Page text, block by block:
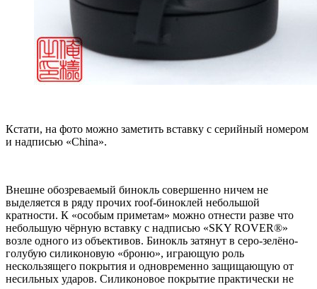
Кстати, на фото можно заметить вставку с серийный номером
и надписью «China».
Внешне обозреваемый бинокль совершенно ничем не
выделяется в ряду прочих roof-биноклей небольшой
кратности. К «особым приметам» можно отнести разве что
небольшую чёрную вставку с надписью «SKY ROVER®»
возле одного из объективов. Бинокль затянут в серо-зелёно-
голубую силиконовую «броню», играющую роль
нескользящего покрытия и одновременно защищающую от
несильных ударов. Силиконовое покрытие практически не